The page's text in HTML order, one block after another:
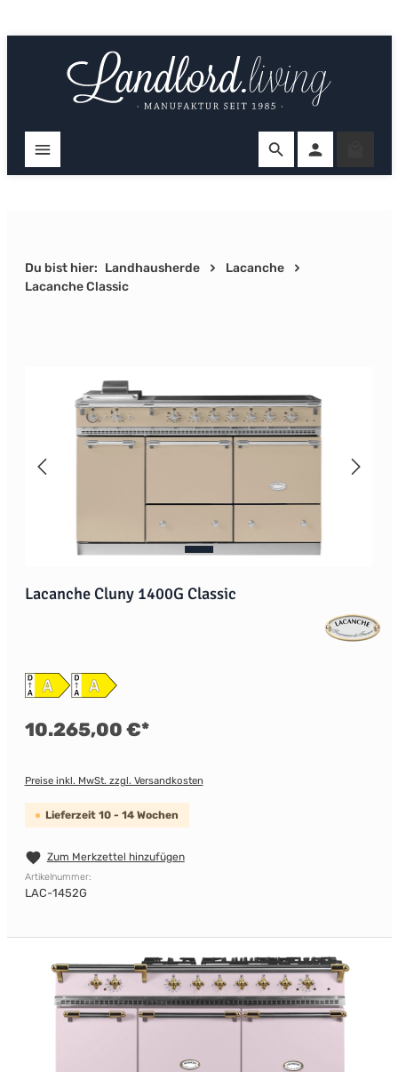
Du bist hier: Landhausherde
Lacanche
Lacanche Classic
Lacanche Cluny 1400G Classic
10.265,00 €*
Preise inkl. MwSt. zzgl. Versandkosten
Lieferzeit 10 - 14 Wochen
Zum Merkzettel hinzufügen
Artikelnummer:
LAC-1452G